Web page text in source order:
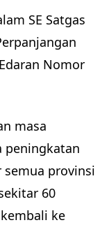
SE Satgas
Nomor
masa
peningkatan
semua provinsi
60
ke